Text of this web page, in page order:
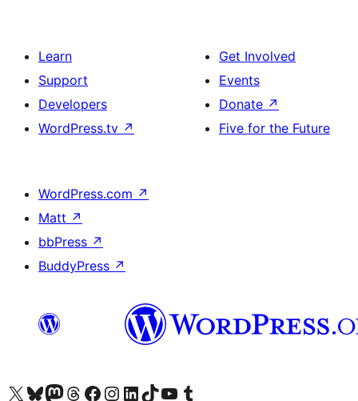
Learn
Support
Developers
WordPress.tv ↗
Get Involved
Events
Donate ↗
Five for the Future
WordPress.com ↗
Matt ↗
bbPress ↗
BuddyPress ↗
Visit our X (formerly Twitter) account
Visit our Bluesky account
Visit our Mastodon account
Visit our Threads account
Visit our Facebook page
Visit our Instagram account
Visit our LinkedIn account
Visit our TikTok account
Visit our YouTube channel
Visit our Tumblr account